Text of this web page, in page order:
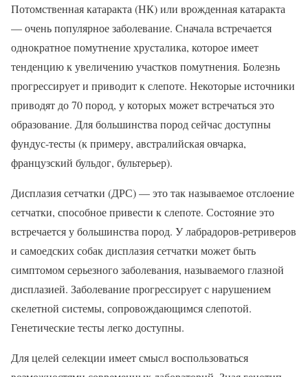
Потомственная катаракта (НК) или врожденная катаракта
— очень популярное заболевание. Сначала встречается
однократное помутнение хрусталика, которое имеет
тенденцию к увеличению участков помутнения. Болезнь
прогрессирует и приводит к слепоте. Некоторые источники
приводят до 70 пород, у которых может встречаться это
образование. Для большинства пород сейчас доступны
фундус-тесты (к примеру, австралийская овчарка,
французский бульдог, бультерьер).
Дисплазия сетчатки (ДРС) — это так называемое отслоение
сетчатки, способное привести к слепоте. Состояние это
встречается у большинства пород. У лабрадоров-ретриверов
и самоедских собак дисплазия сетчатки может быть
симптомом серьезного заболевания, называемого глазной
дисплазией. Заболевание прогрессирует с нарушением
скелетной системы, сопровождающимся слепотой.
Генетические тесты легко доступны.
Для целей селекции имеет смысл воспользоваться